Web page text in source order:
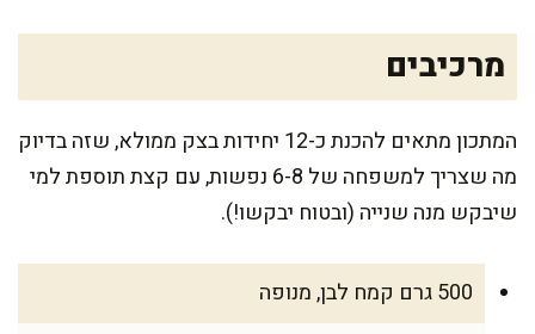
מרכיבים
המתכון מתאים להכנת כ-12 יחידות בצק ממולא, שזה בדיוק
מה שצריך למשפחה של 6-8 נפשות, עם קצת תוספת למי
שיבקש מנה שנייה (ובטוח יבקשו!).
500 גרם קמח לבן, מנופה